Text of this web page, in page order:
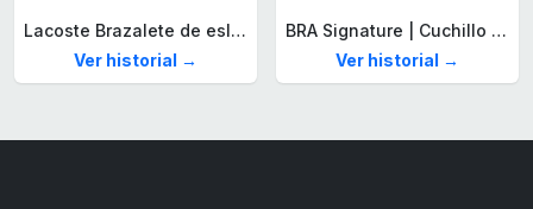
Lacoste Brazalete de eslabón para Hombre Colección STENCIL de Acero inoxidable
Ver historial →
BRA Signature | Cuchillo tomatero 120 mm, Acero Inoxidable alemán forjado con Molibdeno Vanadio, Mango Remachado ABS, Diseño Ergonómico, Hoja 1,6 mm espesor
Ver historial →